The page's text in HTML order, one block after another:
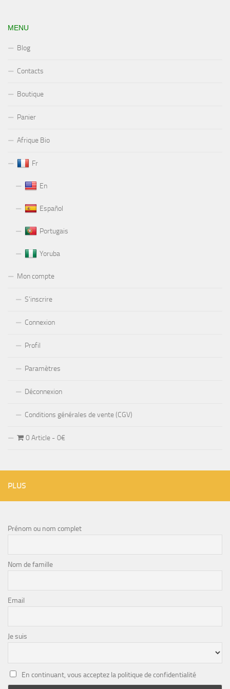
MENU
Blog
Contacts
Boutique
Panier
Afrique Bio
Fr
En
Español
Portugais
Yoruba
Mon compte
S’inscrire
Connexion
Profil
Paramètres
Déconnexion
Conditions générales de vente (CGV)
0 Article 0€
PLUS
Prénom ou nom complet
Nom de famille
Email
Je suis
En continuant, vous acceptez la politique de confidentialité